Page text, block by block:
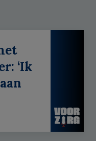
‘Ik